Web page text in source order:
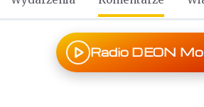
Radio DEON